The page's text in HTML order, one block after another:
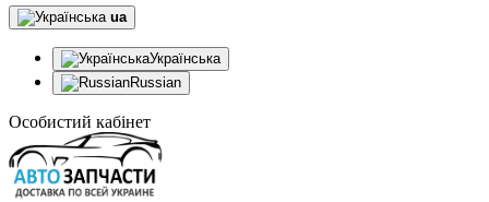
ua
Українська
Russian
Особистий кабінет